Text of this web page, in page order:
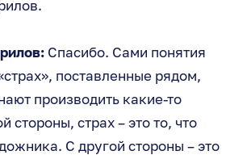
Спасибо. Сами понятия
поставленные рядом,
производить какие-то
стороны, страх – это то, что
С другой стороны – это